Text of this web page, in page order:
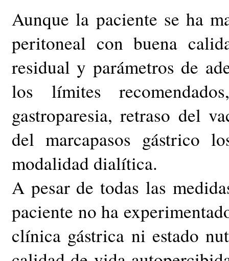
Aunque la paciente se ha
peritoneal con buena
residual y parámetros de
los límites
gastroparesia, retraso del
del marcapasos gástrico
modalidad dialítica.
A pesar de todas las
paciente no ha
clínica gástrica ni estado